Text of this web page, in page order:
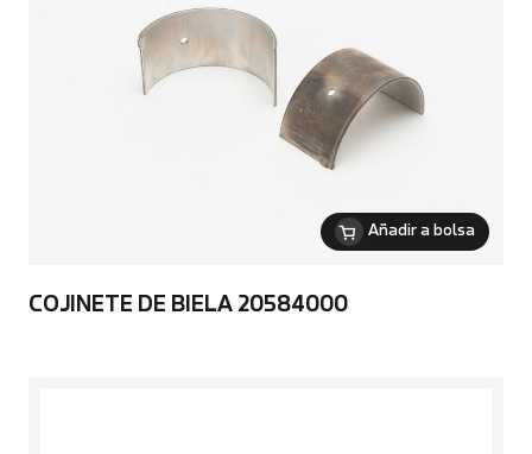
Añadir a bolsa
COJINETE DE BIELA 20584000